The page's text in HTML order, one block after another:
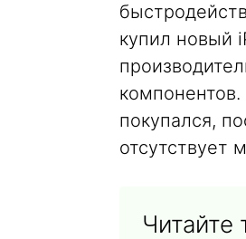
купил новый
покупался,
отсутствует
Читайте